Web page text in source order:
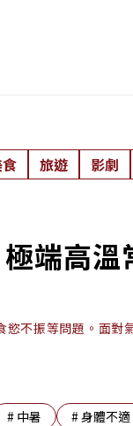
旅遊 影劇
端高
不振等問題。面
# 中暑 #身體不適